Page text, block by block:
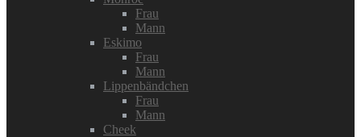
Frau
Mann
Eskimo
Frau
Mann
Lippenbändchen
Frau
Mann
Cheek